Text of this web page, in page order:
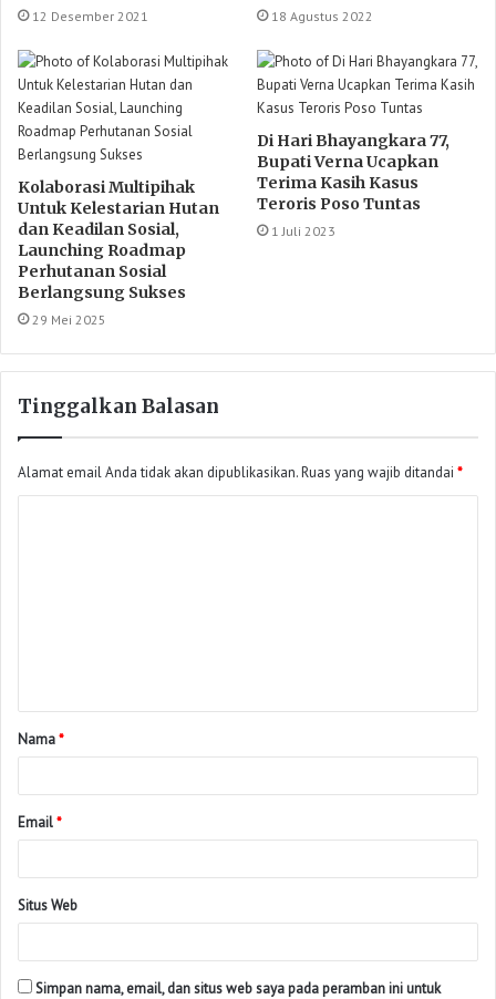
12 Desember 2021 18 Agustus 2022
Kolaborasi Multipihak
Untuk Kelestarian Hutan
dan Keadilan Sosial,
Launching Roadmap
Perhutanan Sosial
Berlangsung Sukses
29 Mei 2025
Di Hari Bhayangkara 77,
Bupati Verna Ucapkan
Terima Kasih Kasus
Teroris Poso Tuntas
1 Juli 2023
Tinggalkan Balasan
Alamat email Anda tidak akan dipublikasikan.Ruas yang wajib ditandai *
Nama*
Email*
Situs Web
Simpan nama, email, dan situs web saya pada peramban ini untuk